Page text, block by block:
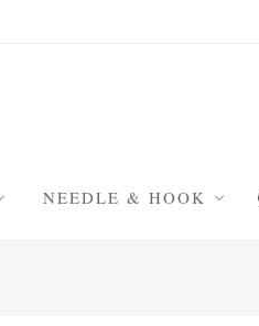
NEEDLE & HOOK